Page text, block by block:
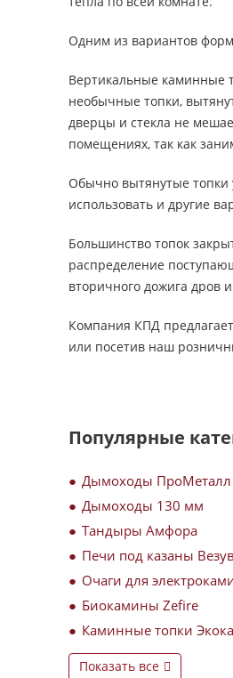
Одним из вариантов
Вертикальные каминные
необычные топки,
дверцы и стекла не
помещениях, так как
Обычно вытянутые топки
использовать и другие
Большинство топок
распределение
вторичного дожига дров
Компания КПД
или посетив наш
Популярные
Дымоходы ПроМеталл
Дымоходы 130 мм
Тандыры Амфора
Печи под казаны
Очаги для
Биокамины Zefire
Каминные топки
Показать все